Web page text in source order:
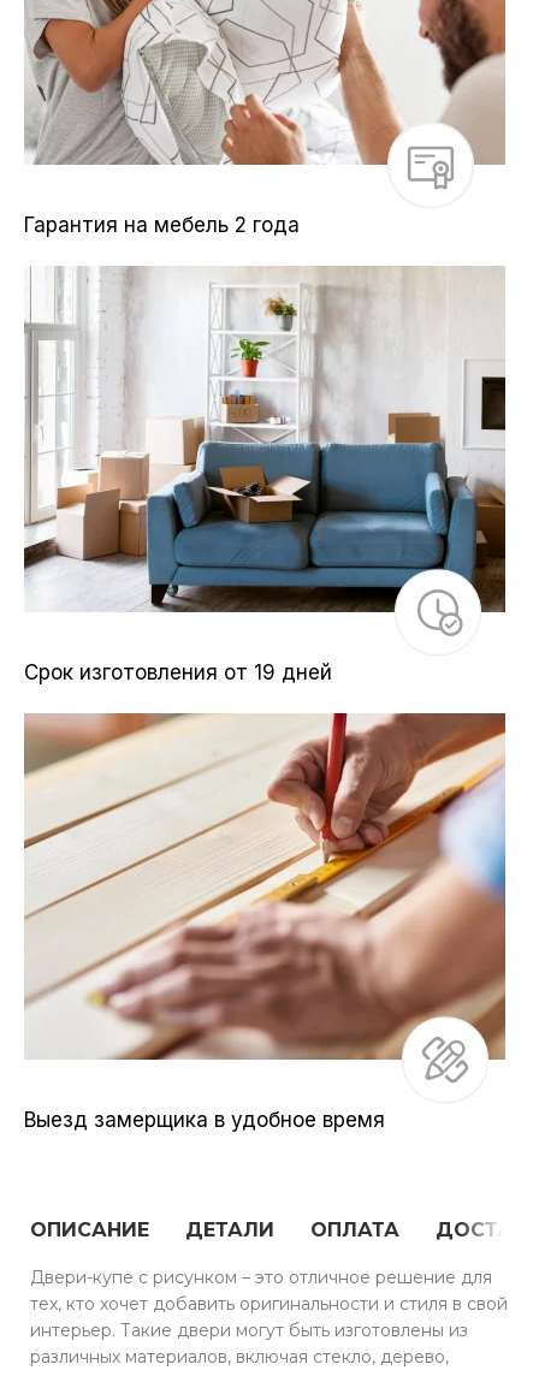
Гарантия на мебель 2 года
Срок изготовления от 19 дней
Выезд замерщика в удобное время
ОПИСАНИЕ ДЕТАЛИ ОПЛАТА
Двери-купе с рисунком – это отличное решение для
тех, кто хочет добавить оригинальности и стиля в свой
интерьер. Такие двери могут быть изготовлены из
различных материалов, включая стекло, дерево,